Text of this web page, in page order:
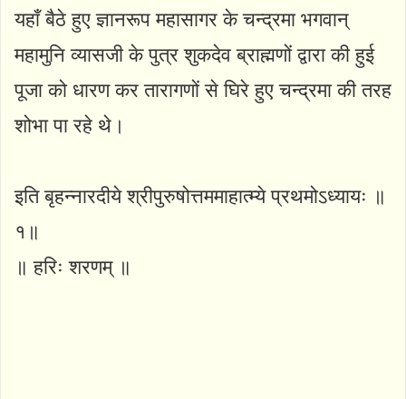
यहाँ बैठे हुए ज्ञानरूप महासागर के चन्द्रमा भगवान्
महामुनि व्यासजी के पुत्र शुकदेव ब्राह्मणों द्वारा की हुई
पूजा को धारण कर तारागणों से घिरे हुए चन्द्रमा की तरह
शोभा पा रहे थे।
इति बृहन्नारदीये श्रीपुरुषोत्तममाहात्म्ये प्रथमोऽध्यायः ॥
१॥
॥ हरिः शरणम् ॥